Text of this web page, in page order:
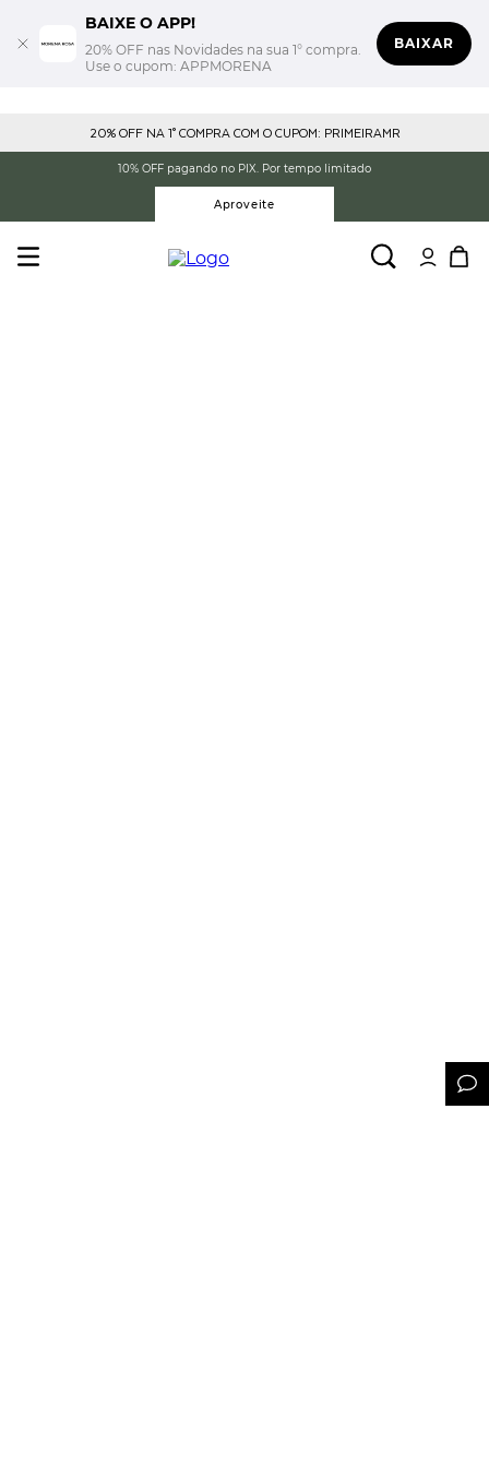
BAIXE O APP!
20% OFF nas Novidades na sua 1° compra.
Use o cupom: APPMORENA
BAIXAR
20% OFF NA 1° COMPRA COM O CUPOM: PRIMEIRAMR
10% OFF pagando no PIX. Por tempo limitado
Aproveite